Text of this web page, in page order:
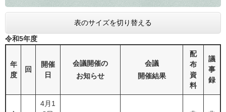
表のサイズを切り替える
令和5年度
年
度
回
開催
日
会議開催の
お知らせ
会議
開催結果
配
布
資
料
議
事
録
4月1